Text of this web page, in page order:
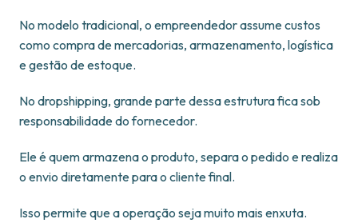
No modelo tradicional, o empreendedor assume custos
como compra de mercadorias, armazenamento, logística
e gestão de estoque.
No dropshipping, grande parte dessa estrutura fica sob
responsabilidade do fornecedor.
Ele é quem armazena o produto, separa o pedido e realiza
o envio diretamente para o cliente final.
Isso permite que a operação seja muito mais enxuta.